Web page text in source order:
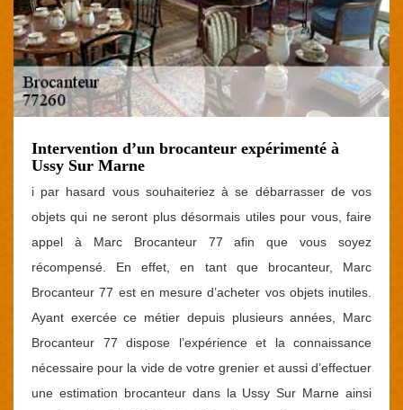
Intervention d’un brocanteur expérimenté à
Ussy Sur Marne
i par hasard vous souhaiteriez à se débarrasser de vos
objets qui ne seront plus désormais utiles pour vous, faire
appel à Marc Brocanteur 77 afin que vous soyez
récompensé. En effet, en tant que brocanteur, Marc
Brocanteur 77 est en mesure d’acheter vos objets inutiles.
Ayant exercée ce métier depuis plusieurs années, Marc
Brocanteur 77 dispose l’expérience et la connaissance
nécessaire pour la vide de votre grenier et aussi d’effectuer
une estimation brocanteur dans la Ussy Sur Marne ainsi